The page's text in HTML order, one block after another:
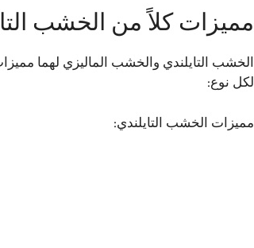
مميزات كلاً من الخشب
الخشب التايلندي والخشب الماليزي لهما
لكل نوع:
مميزات الخشب التايلندي: